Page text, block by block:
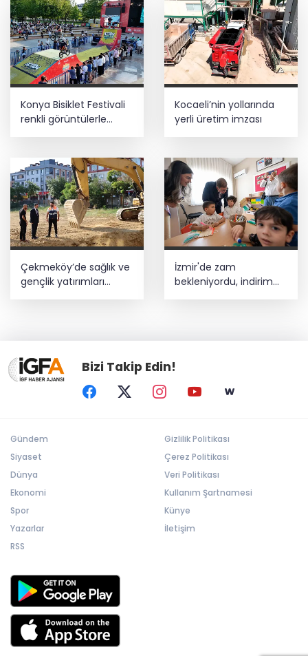
Konya Bisiklet Festivali
renkli görüntülerle
tamamlandı
Kocaeli’nin yollarında
yerli üretim imzası
Çekmeköy’de sağlık ve
gençlik yatırımları
yükseliyor
İzmir'de zam
bekleniyordu, indirim
oldu!
Bizi Takip Edin!
Gündem
Siyaset
Dünya
Ekonomi
Spor
Yazarlar
RSS
Gizlilik Politikası
Çerez Politikası
Veri Politikası
Kullanım Şartnamesi
Künye
İletişim